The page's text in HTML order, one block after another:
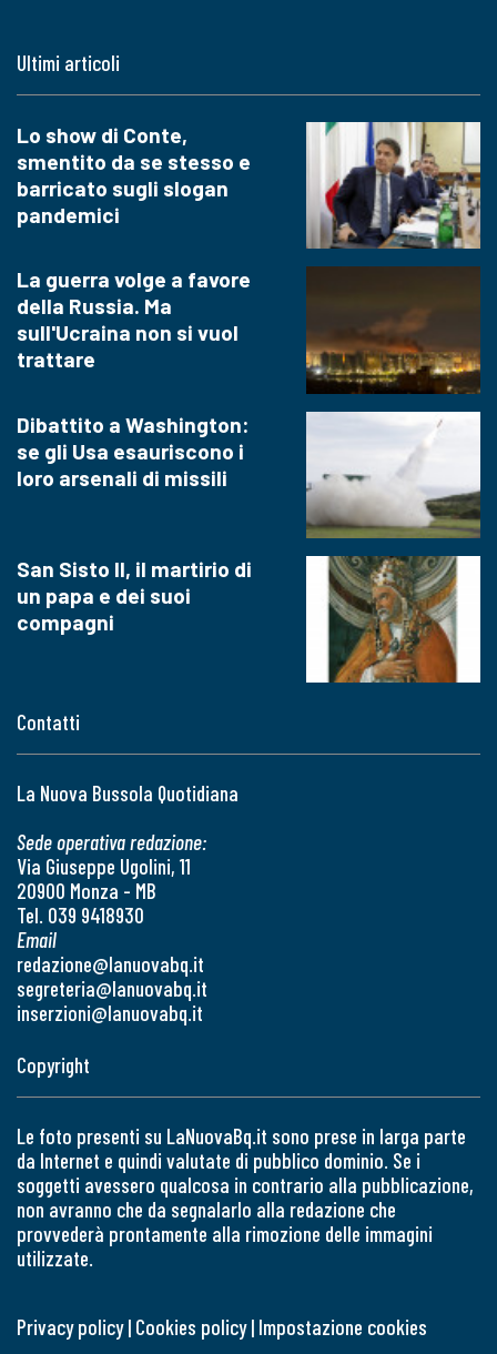
Contatti
La Nuova Bussola Quotidiana
Sede operativa redazione:
Via Giuseppe Ugolini, 11
20900 Monza - MB
Tel. 039 9418930
Email
redazione@lanuovabq.it
segreteria@lanuovabq.it
inserzioni@lanuovabq.it
Ultimi articoli
Lo show di Conte,
smentito da se stesso e
barricato sugli slogan
pandemici
La guerra volge a favore
della Russia. Ma
sull'Ucraina non si vuol
trattare
Dibattito a Washington:
se gli Usa esauriscono i
loro arsenali di missili
San Sisto II, il martirio di
un papa e dei suoi
compagni
Copyright
Le foto presenti su LaNuovaBq.it sono prese in larga parte
da Internet e quindi valutate di pubblico dominio. Se i
soggetti avessero qualcosa in contrario alla pubblicazione,
non avranno che da segnalarlo alla redazione che
provvederà prontamente alla rimozione delle immagini
utilizzate.
Privacy policy| Cookies policy| Impostazione cookies